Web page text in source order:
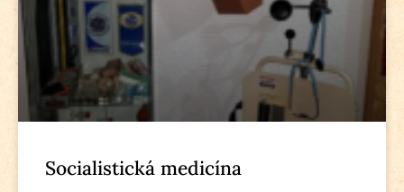
Socialistická medicína